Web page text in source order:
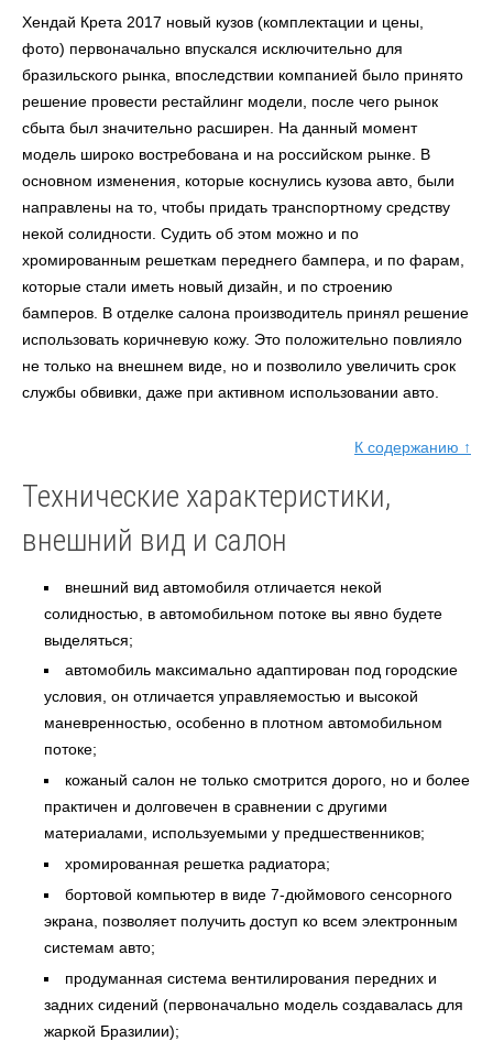
Хендай Крета 2017 новый кузов (комплектации и цены,
фото) первоначально впускался исключительно для
бразильского рынка, впоследствии компанией было принято
решение провести рестайлинг модели, после чего рынок
сбыта был значительно расширен. На данный момент
модель широко востребована и на российском рынке. В
основном изменения, которые коснулись кузова авто, были
направлены на то, чтобы придать транспортному средству
некой солидности. Судить об этом можно и по
хромированным решеткам переднего бампера, и по фарам,
которые стали иметь новый дизайн, и по строению
бамперов. В отделке салона производитель принял решение
использовать коричневую кожу. Это положительно повлияло
не только на внешнем виде, но и позволило увеличить срок
службы обвивки, даже при активном использовании авто.
К содержанию ↑
Технические характеристики,
внешний вид и салон
внешний вид автомобиля отличается некой
солидностью, в автомобильном потоке вы явно будете
выделяться;
автомобиль максимально адаптирован под городские
условия, он отличается управляемостью и высокой
маневренностью, особенно в плотном автомобильном
потоке;
кожаный салон не только смотрится дорого, но и более
практичен и долговечен в сравнении с другими
материалами, используемыми у предшественников;
хромированная решетка радиатора;
бортовой компьютер в виде 7-дюймового сенсорного
экрана, позволяет получить доступ ко всем электронным
системам авто;
продуманная система вентилирования передних и
задних сидений (первоначально модель создавалась для
жаркой Бразилии);